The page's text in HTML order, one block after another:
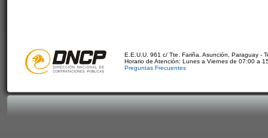
E.E.U.U. 961 c/ Tte. Fariña. Asunción, Paraguay -
Horario de Atención: Lunes a Viernes de 07:00 a
Preguntas Frecuentes